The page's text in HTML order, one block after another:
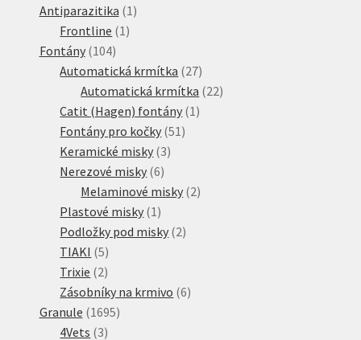
produktů
Antiparazitika 1 1
Frontline 1 1
Fontány 104104
produktů
Automatická krmítka 2727
produktů
Automatická krmítka 2222
Catit (Hagen) fontány 1 1
Fontány pro kočky 51 51
Keramické misky 33
Nerezové misky 66
produktů
Melaminové misky 22
Plastové misky 1 1
produkt
Podložky pod misky 22
TIAKI 55
produktů
Trixie 22
produkty
Zásobníky na krmivo 66
Granule 16951695
4Vets 33